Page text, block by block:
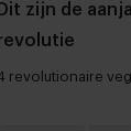
Dit zijn de
revolutionaire